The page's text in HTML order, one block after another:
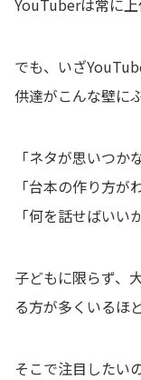
でも、いざ
供達がこんな壁に
「ネタが思いつか
「台本の作り方が
「何を話せばいい
子どもに限らず、
る方が多くいるほ
そこで注目したいの